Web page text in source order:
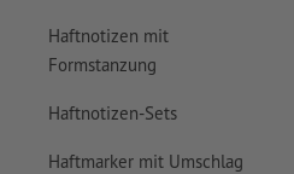
Haftnotizen mit
Formstanzung
Haftnotizen-Sets
Haftmarker mit Umschlag